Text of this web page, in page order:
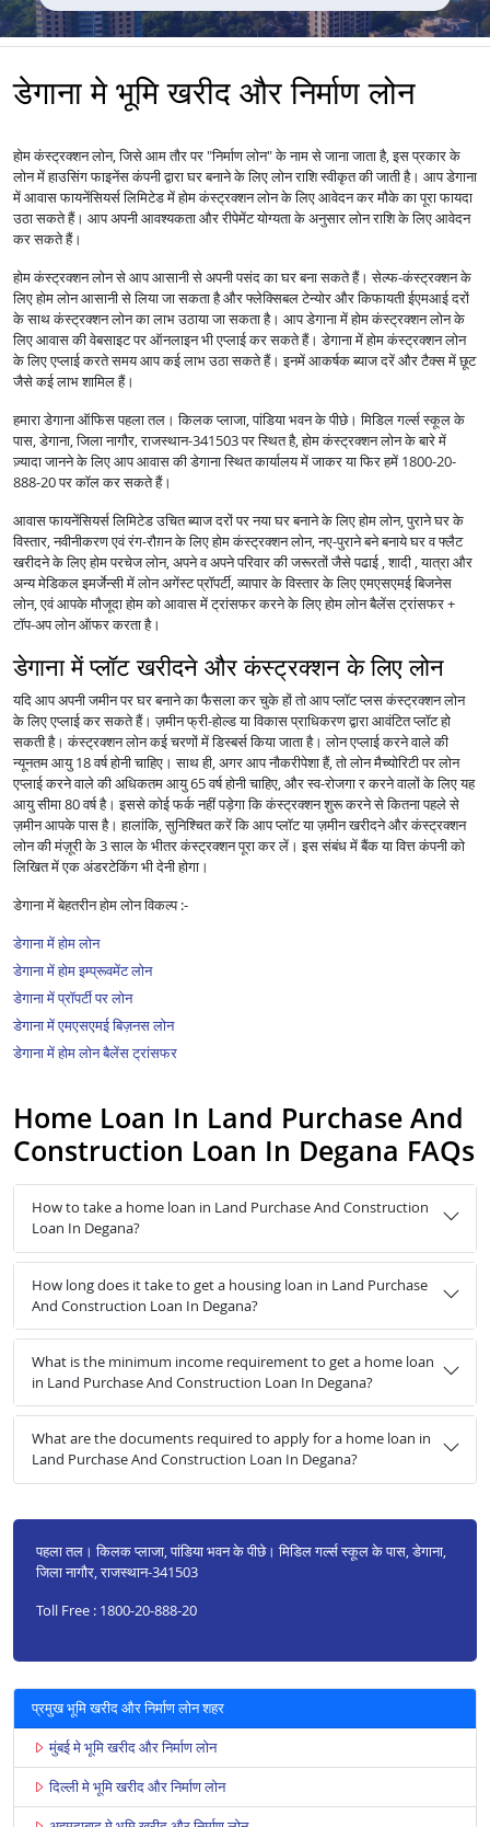
डेगाना मे भूमि खरीद और निर्माण लोन
होम कंस्ट्रक्शन लोन, जिसे आम तौर पर "निर्माण लोन" के नाम से जाना जाता है, इस प्रकार के
लोन में हाउसिंग फाइनेंस कंपनी द्वारा घर बनाने के लिए लोन राशि स्वीकृत की जाती है। आप डेगाना
में आवास फायनेंसियर्स लिमिटेड में होम कंस्ट्रक्शन लोन के लिए आवेदन कर मौके का पूरा फायदा
उठा सकते हैं। आप अपनी आवश्यकता और रीपेमेंट योग्यता के अनुसार लोन राशि के लिए आवेदन
कर सकते हैं।
होम कंस्ट्रक्शन लोन से आप आसानी से अपनी पसंद का घर बना सकते हैं। सेल्फ-कंस्ट्रक्शन के
लिए होम लोन आसानी से लिया जा सकता है और फ्लेक्सिबल टेन्योर और किफायती ईएमआई दरों
के साथ कंस्ट्रक्शन लोन का लाभ उठाया जा सकता है। आप डेगाना में होम कंस्ट्रक्शन लोन के
लिए आवास की वेबसाइट पर ऑनलाइन भी एप्लाई कर सकते हैं। डेगाना में होम कंस्ट्रक्शन लोन
के लिए एप्लाई करते समय आप कई लाभ उठा सकते हैं। इनमें आकर्षक ब्याज दरें और टैक्स में छूट
जैसे कई लाभ शामिल हैं।
हमारा डेगाना ऑफिस पहला तल। किलक प्लाजा, पांडिया भवन के पीछे। मिडिल गर्ल्स स्कूल के
पास, डेगाना, जिला नागौर, राजस्थान-341503 पर स्थित है, होम कंस्ट्रक्शन लोन के बारे में
ज़्यादा जानने के लिए आप आवास की डेगाना स्थित कार्यालय में जाकर या फिर हमें 1800-20-
888-20 पर कॉल कर सकते हैं।
आवास फायनेंसियर्स लिमिटेड उचित ब्याज दरों पर नया घर बनाने के लिए होम लोन, पुराने घर के
विस्तार, नवीनीकरण एवं रंग-रौग़न के लिए होम कंस्ट्रक्शन लोन, नए-पुराने बने बनाये घर व फ्लैट
खरीदने के लिए होम परचेज लोन, अपने व अपने परिवार की जरूरतों जैसे पढाई , शादी , यात्रा और
अन्य मेडिकल इमर्जेन्सी में लोन अगेंस्ट प्रॉपर्टी, व्यापार के विस्तार के लिए एमएसएमई बिजनेस
लोन, एवं आपके मौजूदा होम को आवास में ट्रांसफर करने के लिए होम लोन बैलेंस ट्रांसफर +
टॉप-अप लोन ऑफर करता है।
डेगाना में प्लॉट खरीदने और कंस्ट्रक्शन के लिए लोन
यदि आप अपनी जमीन पर घर बनाने का फैसला कर चुके हों तो आप प्लॉट प्लस कंस्ट्रक्शन लोन
के लिए एप्लाई कर सकते हैं। ज़मीन फ्री-होल्ड या विकास प्राधिकरण द्वारा आवंटित प्लॉट हो
सकती है। कंस्ट्रक्शन लोन कई चरणों में डिस्बर्स किया जाता है। लोन एप्लाई करने वाले की
न्यूनतम आयु 18 वर्ष होनी चाहिए। साथ ही, अगर आप नौकरीपेशा हैं, तो लोन मैच्योरिटी पर लोन
एप्लाई करने वाले की अधिकतम आयु 65 वर्ष होनी चाहिए, और स्व-रोजगा र करने वालों के लिए यह
आयु सीमा 80 वर्ष है। इससे कोई फर्क नहीं पड़ेगा कि कंस्ट्रक्शन शुरू करने से कितना पहले से
ज़मीन आपके पास है। हालांकि, सुनिश्चित करें कि आप प्लॉट या ज़मीन खरीदने और कंस्ट्रक्शन
लोन की मंज़ूरी के 3 साल के भीतर कंस्ट्रक्शन पूरा कर लें। इस संबंध में बैंक या वित्त कंपनी को
लिखित में एक अंडरटेकिंग भी देनी होगा।
डेगाना में बेहतरीन होम लोन विकल्प :-
डेगाना में होम लोन
डेगाना में होम इम्प्रूवमेंट लोन
डेगाना में प्रॉपर्टी पर लोन
डेगाना में एमएसएमई बिज़नस लोन
डेगाना में होम लोन बैलेंस ट्रांसफर
Home Loan In Land Purchase And
Construction Loan In Degana FAQs
How to take a home loan in Land Purchase And Construction
Loan In Degana?
How long does it take to get a housing loan in Land Purchase
And Construction Loan In Degana?
What is the minimum income requirement to get a home loan
in Land Purchase And Construction Loan In Degana?
What are the documents required to apply for a home loan in
Land Purchase And Construction Loan In Degana?
पहला तल। किलक प्लाजा, पांडिया भवन के पीछे। मिडिल गर्ल्स स्कूल के पास, डेगाना,
जिला नागौर, राजस्थान-341503
Toll Free : 1800-20-888-20
प्रमुख भूमि खरीद और निर्माण लोन शहर
मुंबई मे भूमि खरीद और निर्माण लोन
दिल्ली मे भूमि खरीद और निर्माण लोन